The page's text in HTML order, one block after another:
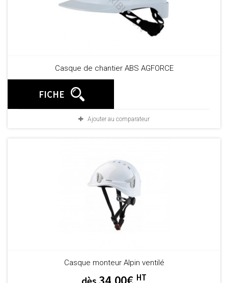
Casque de chantier ABS AGFORCE
FICHE
Ajouter au comparateur
Casque monteur Alpin ventilé
HT